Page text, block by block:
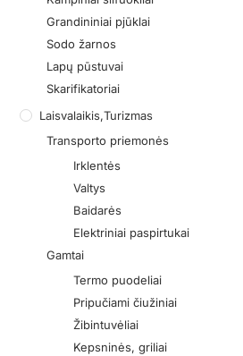
Grandininiai pjūklai
Sodo žarnos
Lapų pūstuvai
Skarifikatoriai
Laisvalaikis,turizmas
Transporto priemonės
Irklentės
Valtys
Baidarės
Elektriniai paspirtukai
Gamtai
Termo puodeliai
Pripučiami čiužiniai
Žibintuvėliai
Kepsninės, griliai